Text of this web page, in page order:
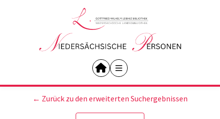
← Zurück zu den erweiterten Suchergebnissen